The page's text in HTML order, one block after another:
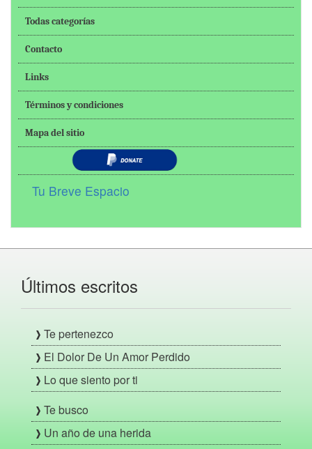
Todas categorías
Contacto
Links
Términos y condiciones
Mapa del sitio
Tu Breve Espacio
Últimos escritos
Te pertenezco
El Dolor De Un Amor Perdido
Lo que siento por ti
Te busco
Un año de una herida